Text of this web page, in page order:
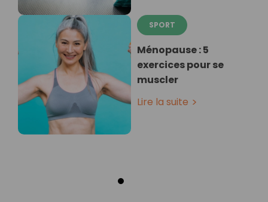
SPORT
Ménopause : 5
exercices pour se
muscler
Lire la suite